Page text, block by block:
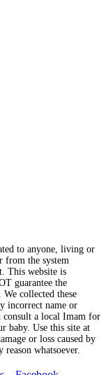
to anyone, living or
from the system
This website is
guarantee the
collected these
incorrect name or
consult a local Imam for
baby. Use this site at
or loss caused by
whatsoever.